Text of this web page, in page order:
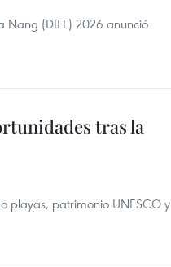
Nang (DIFF) 2026 anunció
tras la
playas, patrimonio UNESCO y